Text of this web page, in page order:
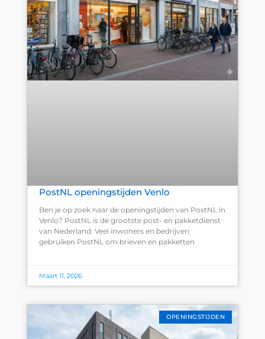
PostNL openingstijden Venlo
Ben je op zoek naar de openingstijden van PostNL in
Venlo? PostNL is de grootste post- en pakketdienst
van Nederland. Veel inwoners en bedrijven
gebruiken PostNL om brieven en pakketten
Maart 11, 2026
OPENINGSTIJDEN